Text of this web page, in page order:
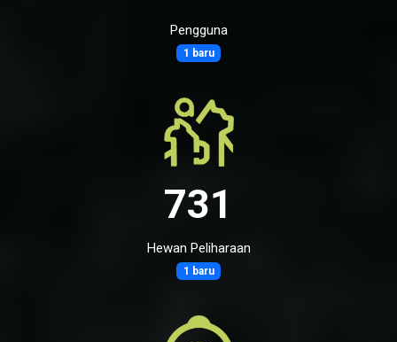
Pengguna
1 baru
731
Hewan Peliharaan
1 baru